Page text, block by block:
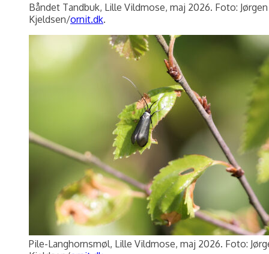
Båndet Tandbuk, Lille Vildmose, maj 2026. Foto:
Kjeldsen/ornit.dk.
Pile-Langhornsmøl, Lille Vildmose, maj 2026. Foto: